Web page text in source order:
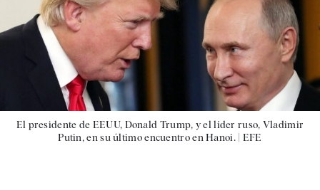
El presidente de EEUU, Donald Trump, y el líder ruso, Vladimir
Putin, en su último encuentro en Hanoi. | EFE